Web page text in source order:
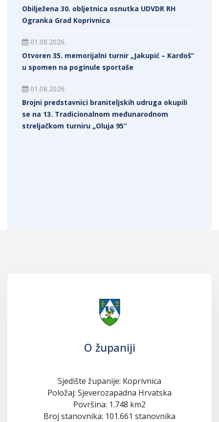
Obilježena 30. obljetnica osnutka UDVDR RH
Ogranka Grad Koprivnica
01.08.2026.
Otvoren 35. memorijalni turnir „Jakupić – Kardoš“
u spomen na poginule sportaše
01.08.2026.
Brojni predstavnici braniteljskih udruga okupili
se na 13. Tradicionalnom međunarodnom
streljačkom turniru „Oluja 95“
O županiji
Sjedište županije: Koprivnica
Položaj: Sjeverozapadna Hrvatska
Površina: 1.748 km2
Broj stanovnika: 101.661 stanovnika